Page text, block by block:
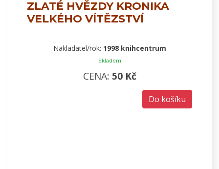
ZLATÉ HVĚZDY KRONIKA
VELKÉHO VÍTĚZSTVÍ
Nakladatel/rok: 1998 knihcentrum
Skladem
CENA: 50 Kč
Do košíku